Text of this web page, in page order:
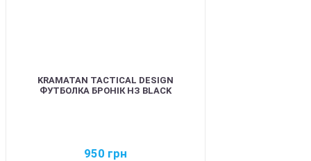
KRAMATAN TACTICAL DESIGN
ФУТБОЛКА БРОНІК НЗ BLACK
950 грн